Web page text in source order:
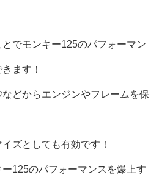
でモンキー125のパフォーマン
ます！
どからエンジンやフレームを保
ズとしても有効です！
125のパフォーマンスを爆上す